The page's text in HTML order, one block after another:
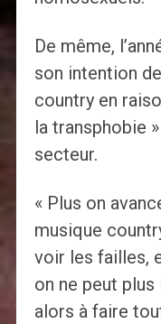
De même,
son intention
country en
la transphobie
secteur.
« Plus on
musique
voir les failles,
on ne peut
alors à faire